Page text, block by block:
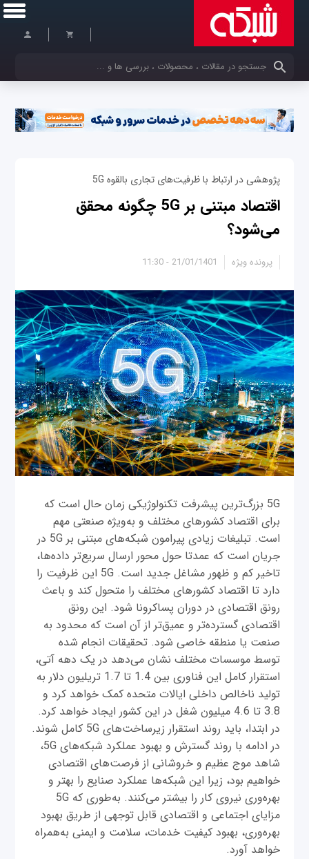
کلمات کلیدی خود را وارد کنید
پژوهشی در ارتباط با ظرفیت‌های تجاری بالقوه 5G
اقتصاد مبتنی بر 5G چگونه محقق
می‌شود؟
21/01/1401 - 11:30 پرونده ویژه
5G بزرگ‌ترین پیشرفت تکنولوژیکی زمان حال است که
برای اقتصاد کشورهای مختلف و به‌ویژه صنعتی مهم
است. تبلیغات زیادی پیرامون شبکه‌های مبتنی بر 5G در
جریان است که عمدتا حول محور ارسال سریع‌تر داده‌ها،
تاخیر کم و ظهور مشاغل جدید است. 5G این ظرفیت را
دارد تا اقتصاد کشورهای مختلف را متحول کند و باعث
رونق اقتصادی در دوران پساکرونا شود. این رونق
اقتصادی گسترده‌تر و عمیق‌تر از آن است که محدود به
‌صنعت یا منطقه‌ خاصی شود. تحقیقات انجام شده
توسط موسسات مختلف نشان می‌دهد در یک دهه آتی،
استقرار کامل این فناوری بین 1.4 تا 1.7 تریلیون دلار به
تولید ناخالص داخلی ایالات متحده کمک خواهد کرد و
3.8 تا 4.6 میلیون شغل در این کشور ایجاد خواهد کرد.
در ابتدا، باید روند استقرار زیرساخت‌های 5G کامل شوند.
در ادامه با روند گسترش و بهبود عملکرد شبکه‌های 5G،
شاهد موج عظیم و خروشانی از فرصت‌های اقتصادی
خواهیم بود، زیرا این شبکه‌ها عملکرد صنایع را بهتر و
بهره‌وری نیروی کار را بیشتر می‌کنند. به‌طوری که 5G
مزایای اجتماعی و اقتصادی قابل توجهی از طریق بهبود
بهره‌وری، بهبود کیفیت خدمات، سلامت و ایمنی به‌همراه
خواهد آورد.